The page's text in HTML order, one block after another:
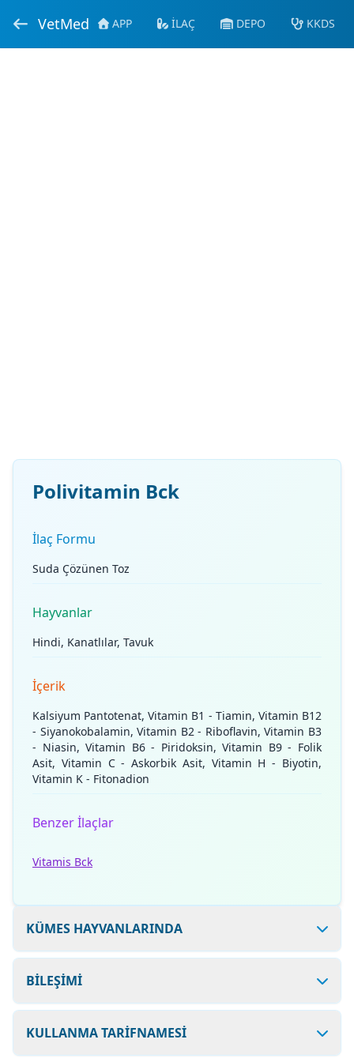
VetMed APP İLAÇ DEPO KKDS
Polivitamin Bck
İlaç Formu
Suda Çözünen Toz
Hayvanlar
Hindi, Kanatlılar, Tavuk
İçerik
Kalsiyum Pantotenat, Vitamin B1 - Tiamin, Vitamin B12
- Siyanokobalamin, Vitamin B2 - Riboflavin, Vitamin B3
- Niasin, Vitamin B6 - Piridoksin, Vitamin B9 - Folik
Asit, Vitamin C - Askorbik Asit, Vitamin H - Biyotin,
Vitamin K - Fitonadion
Benzer İlaçlar
Vitamis Bck
KÜMES HAYVANLARINDA
BİLEŞİMİ
KULLANMA TARİFNAMESİ